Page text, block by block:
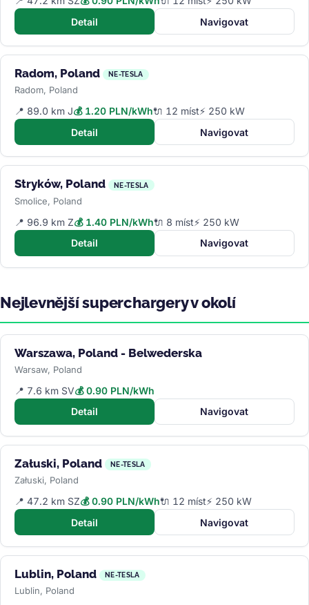
Detail
Navigovat
Radom, Poland NE-TESLA
Radom, Poland
📍 89.0 km J💰 1.20 PLN/kWh🔌 12 míst⚡ 250 kW
Detail
Navigovat
Stryków, Poland NE-TESLA
Smolice, Poland
📍 96.9 km Z💰 1.40 PLN/kWh🔌 8 míst⚡ 250 kW
Detail
Navigovat
Nejlevnější superchargery v okolí
Warszawa, Poland - Belwederska
Warsaw, Poland
📍 7.6 km SV💰 0.90 PLN/kWh
Detail
Navigovat
Załuski, Poland NE-TESLA
Załuski, Poland
📍 47.2 km SZ💰 0.90 PLN/kWh🔌 12 míst⚡ 250 kW
Detail
Navigovat
Lublin, Poland NE-TESLA
Lublin, Poland